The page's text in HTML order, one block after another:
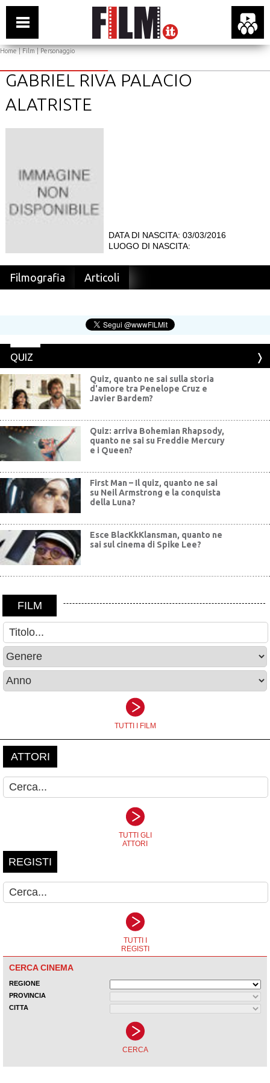
Home|Film| Personaggio
GABRIEL RIVA PALACIO
ALATRISTE
DATA DI NASCITA: 03/03/2016
LUOGO DI NASCITA:
Filmografia Articoli
QUIZ
Quiz, quanto ne sai sulla storia
d'amore tra Penelope Cruz e
Javier Bardem?
Quiz: arriva Bohemian Rhapsody,
quanto ne sai su Freddie Mercury
e i Queen?
First Man – Il quiz, quanto ne sai
su Neil Armstrong e la conquista
della Luna?
Esce BlacKkKlansman, quanto ne
sai sul cinema di Spike Lee?